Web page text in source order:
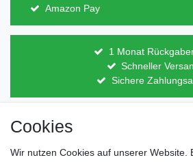
Amazon Pay
1 Monat
Schneller
Sichere
Direkt vom Hersteller
Lagerware
Cookies
Wir nutzen Cookies auf unserer Website.